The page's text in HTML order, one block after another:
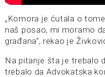
„Komora je ćutala o
naš posao, mi moramo
građana“, rekao je
Na pitanje šta je trebalo
trebalo da Advokatska